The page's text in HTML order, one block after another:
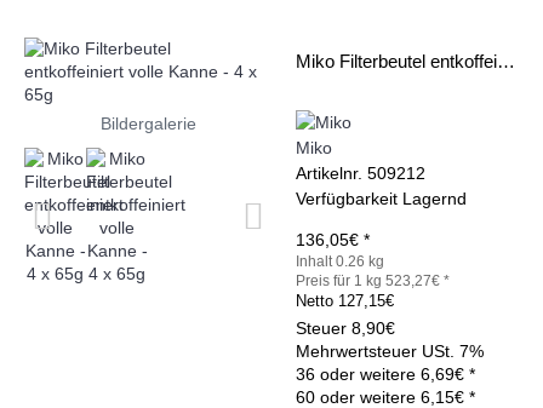
Bildergalerie
Miko Filterbeutel entkoffeiniert volle Kanne - 4 x 65g
Miko
Artikelnr. 509212
Verfügbarkeit Lagernd
136,05€ *
Inhalt 0.26 kg
Preis für 1 kg 523,27€ *
Netto 127,15€
Steuer 8,90€
Mehrwertsteuer USt. 7%
36 oder weitere 6,69€ *
60 oder weitere 6,15€ *